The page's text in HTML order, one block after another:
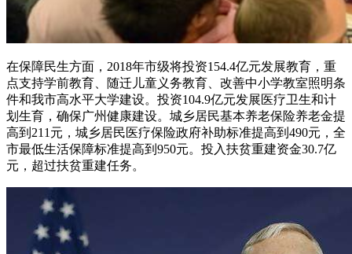
在保障民生方面，2018年市级将投资154.4亿元发展教育，重
点支持学前教育、随迁儿童义务教育、改善中小学教室照明条
件和我市高水平大学建设。投资104.9亿元发展医疗卫生和计
划生育，确保广州健康建设。城乡居民基本养老保险养老金提
高到211元，城乡居民医疗保险政府补助标准提高到490元，全
市最低生活保障标准提高到950元。投入扶贫重建资金30.7亿
元，超过扶贫重建任务。